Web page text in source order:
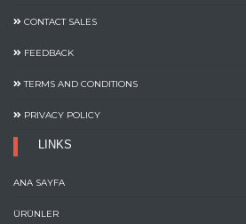
CONTACT SALES
FEEDBACK
TERMS AND CONDITIONS
PRIVACY POLICY
LINKS
ANA SAYFA
ÜRÜNLER